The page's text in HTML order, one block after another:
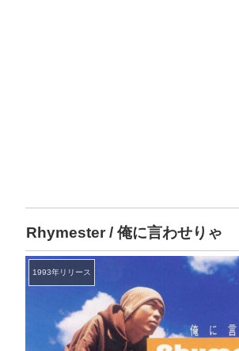
Rhymester / 俺に言わせりゃ
1993年リリース